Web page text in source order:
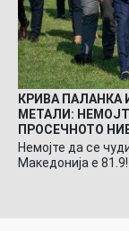
КРИВА ПАЛАНКА
МЕТАЛИ:
ПРОСЕЧНОТО
Немојте да се
Македонија е